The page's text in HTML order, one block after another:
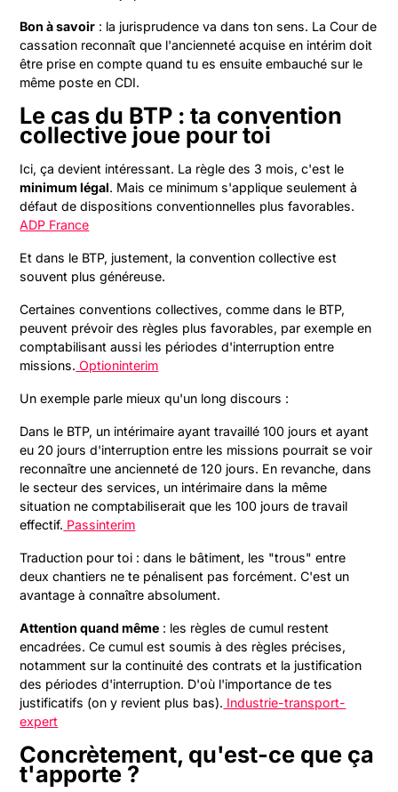
Bon à savoir : la jurisprudence va dans ton sens. La Cour de
cassation reconnaît que l'ancienneté acquise en intérim doit
être prise en compte quand tu es ensuite embauché sur le
même poste en CDI.
Le cas du BTP : ta convention
collective joue pour toi
Ici, ça devient intéressant. La règle des 3 mois, c'est le
minimum légal. Mais ce minimum s'applique seulement à
défaut de dispositions conventionnelles plus favorables.
ADP France
Et dans le BTP, justement, la convention collective est
souvent plus généreuse.
Certaines conventions collectives, comme dans le BTP,
peuvent prévoir des règles plus favorables, par exemple en
comptabilisant aussi les périodes d'interruption entre
missions. Optioninterim
Un exemple parle mieux qu'un long discours :
Dans le BTP, un intérimaire ayant travaillé 100 jours et ayant
eu 20 jours d'interruption entre les missions pourrait se voir
reconnaître une ancienneté de 120 jours. En revanche, dans
le secteur des services, un intérimaire dans la même
situation ne comptabiliserait que les 100 jours de travail
effectif. Passinterim
Traduction pour toi : dans le bâtiment, les "trous" entre
deux chantiers ne te pénalisent pas forcément. C'est un
avantage à connaître absolument.
Attention quand même : les règles de cumul restent
encadrées. Ce cumul est soumis à des règles précises,
notamment sur la continuité des contrats et la justification
des périodes d'interruption. D'où l'importance de tes
justificatifs (on y revient plus bas). Industrie-transport-
expert
Concrètement, qu'est-ce que ça
t'apporte ?